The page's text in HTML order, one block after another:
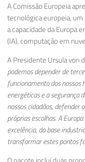
A Comissão Europeia
tecnológica europeia,
a capacidade da Europa
(IA), computação em
A Presidente Ursula von
podemos depender de
funcionamento dos nossos
energéticas e a segurança
nossos cidadãos, defender
próprias escolhas. A
excelência, da base
transformar estes pontos